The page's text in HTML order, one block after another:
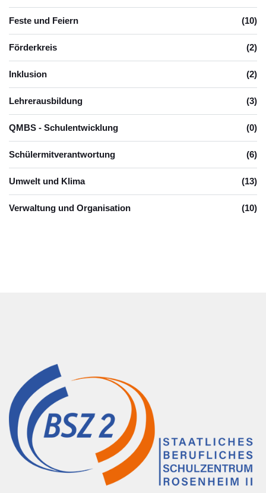
Feste und Feiern (10)
Förderkreis (2)
Inklusion (2)
Lehrerausbildung (3)
QMBS - Schulentwicklung (0)
Schülermitverantwortung (6)
Umwelt und Klima (13)
Verwaltung und Organisation (10)